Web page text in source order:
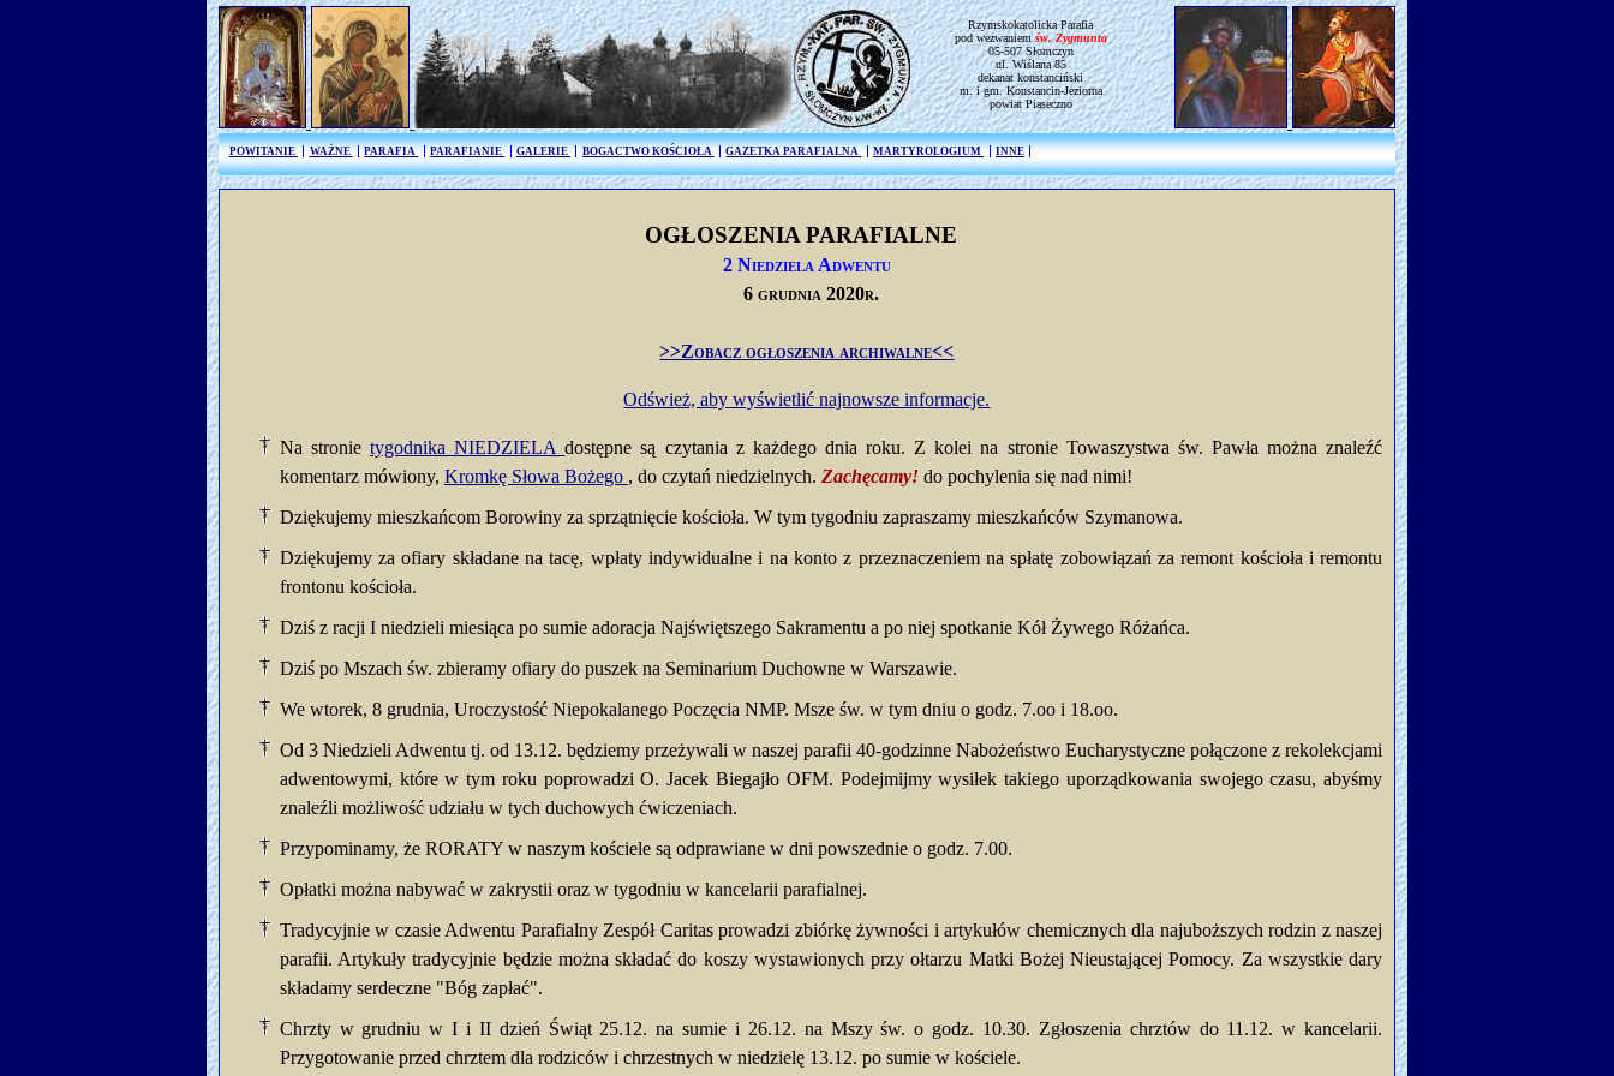
Rzymskokatolicka Parafia
pod wezwaniemśw. Zygmunta
05-507 Słomczyn
ul. Wiślana 85
dekanat konstanciński
m. i gm. Konstancin-Jeziorna
powiat Piaseczno
POWITANIE WAŻNE PARAFIA PARAFIANIE GALERIE BOGACTWO KOŚCIOŁA GAZETKA PARAFIALNA MARTYROLOGIUM INNE
OGŁOSZENIA PARAFIALNE
2 Niedziela Adwentu
6 grudnia 2020r.
>>Zobacz ogłoszenia archiwalne<<
Odśwież, aby wyświetlić najnowsze informacje.
Na stronietygodnika NIEDZIELAdostępne są czytania z każdego dnia roku. Z kolei na stronie Towaszystwa św. Pawła można znaleźć
komentarz mówiony, Kromkę Słowa Bożego , do czytań niedzielnych. Zachęcamy! do pochylenia się nad nimi!
Dziękujemy mieszkańcom Borowiny za sprzątnięcie kościoła. W tym tygodniu zapraszamy mieszkańców Szymanowa.
Dziękujemy za ofiary składane na tacę, wpłaty indywidualne i na konto z przeznaczeniem na spłatę zobowiązań za remont kościoła i remontu
frontonu kościoła.
Dziś z racji I niedzieli miesiąca po sumie adoracja Najświętszego Sakramentu a po niej spotkanie Kół Żywego Różańca.
Dziś po Mszach św. zbieramy ofiary do puszek na Seminarium Duchowne w Warszawie.
We wtorek, 8 grudnia, Uroczystość Niepokalanego Poczęcia NMP. Msze św. w tym dniu o godz. 7.oo i 18.oo.
Od 3 Niedzieli Adwentu tj. od 13.12. będziemy przeżywali w naszej parafii 40-godzinne Nabożeństwo Eucharystyczne połączone z rekolekcjami
adwentowymi, które w tym roku poprowadzi O. Jacek Biegajło OFM. Podejmijmy wysiłek takiego uporządkowania swojego czasu, abyśmy
znaleźli możliwość udziału w tych duchowych ćwiczeniach.
Przypominamy, że RORATY w naszym kościele są odprawiane w dni powszednie o godz. 7.00.
Opłatki można nabywać w zakrystii oraz w tygodniu w kancelarii parafialnej.
Tradycyjnie w czasie Adwentu Parafialny Zespół Caritas prowadzi zbiórkę żywności i artykułów chemicznych dla najuboższych rodzin z naszej
parafii. Artykuły tradycyjnie będzie można składać do koszy wystawionych przy ołtarzu Matki Bożej Nieustającej Pomocy. Za wszystkie dary
składamy serdeczne "Bóg zapłać".
Chrzty w grudniu w I i II dzień Świąt 25.12. na sumie i 26.12. na Mszy św. o godz. 10.30. Zgłoszenia chrztów do 11.12. w kancelarii.
Przygotowanie przed chrztem dla rodziców i chrzestnych w niedzielę 13.12. po sumie w kościele.